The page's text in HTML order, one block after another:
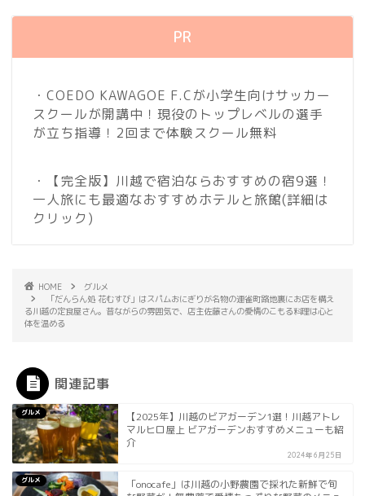
PR
・COEDO KAWAGOE F.Cが小学生向けサッカー
スクールが開講中！現役のトップレベルの選手
が立ち指導！2回まで体験スクール無料
・【完全版】川越で宿泊ならおすすめの宿9選！
一人旅にも最適なおすすめホテルと旅館(詳細は
クリック)
HOME
グルメ
「だんらん処 花むすび」はスパムおにぎりが名物の連雀町路地裏にお店を構え
る川越の定食屋さん。昔ながらの雰囲気で、店主佐藤さんの愛情のこもる料理は心と
体を温める
関連記事
グルメ
【2025年】川越のビアガーデン1選！川越アトレ
マルヒロ屋上 ビアガーデンおすすめメニューも紹
介
2024年6月25日
グルメ
「onocafe」は川越の小野農園で採れた新鮮で旬